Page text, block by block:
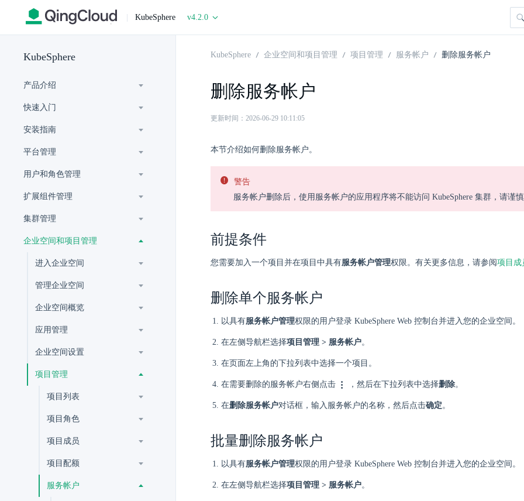
| KubeSphere v4.2.0
KubeSphere
产品介绍
快速入门
安装指南
平台管理
用户和角色管理
扩展组件管理
集群管理
企业空间和项目管理
进入企业空间
管理企业空间
企业空间概览
应用管理
企业空间设置
项目管理
项目列表
项目角色
项目成员
项目配额
服务帐户
KubeSphere 企业空间和项目管理 项目管理 服务帐户 删除服务帐户
删除服务帐户
更新时间：2026-06-29 10:11:05
本节介绍如何删除服务帐户。
警告
服务帐户删除后，使用服务帐户的应用程序将不能访问 KubeSphere 集群，请谨慎
前提条件
您需要加入一个项目并在项目中具有服务帐户管理权限。有关更多信息，请参阅项目成
删除单个服务帐户
以具有服务帐户管理权限的用户登录 KubeSphere Web 控制台并进入您的企业空间。
在左侧导航栏选择项目管理 > 服务帐户。
在页面左上角的下拉列表中选择一个项目。
在需要删除的服务帐户右侧点击 ，然后在下拉列表中选择删除。
在删除服务帐户对话框，输入服务帐户的名称，然后点击确定。
批量删除服务帐户
以具有服务帐户管理权限的用户登录 KubeSphere Web 控制台并进入您的企业空间。
在左侧导航栏选择项目管理 > 服务帐户。